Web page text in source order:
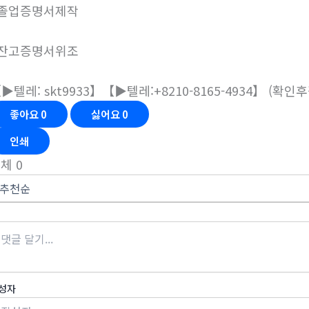
업증명서제작
고증명서위조
텔레: skt9933】【▶텔레:+8210-8165-4934】 (확인
좋아요0 싫어요0
인쇄
0
자